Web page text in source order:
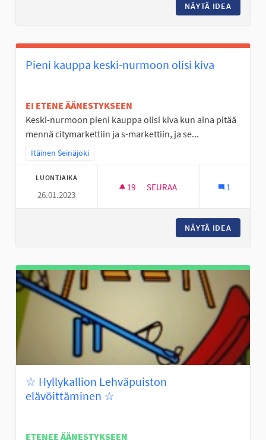
NÄYTÄ IDEA
Pieni kauppa keski-nurmoon olisi kiva
EI ETENE ÄÄNESTYKSEEN
Keski-nurmoon pieni kauppa olisi kiva kun aina pitää
mennä citymarkettiin ja s-markettiin, ja se...
Rajaa tulokset teeman mukaan: Itäinen Seinäjoki
Itäinen Seinäjoki
LUONTIAIKA
26.01.2023
19 19 SEURAAJAA
SEURAA 1
NÄYTÄ IDEA
☆ Hyllykallion Lehväpuiston
elävöittäminen ☆
ETENEE ÄÄNESTYKSEEN